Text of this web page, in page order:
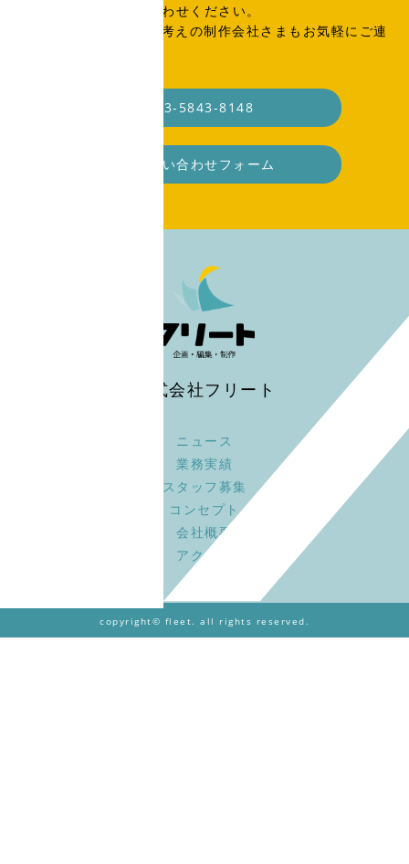
はこちらからお問い合わせください。
SOHO・業務委託をお考えの制作会社さまもお気軽にご連
03-5843-8148
お問い合わせフォーム
株式会社フリート
ニュース
業務実績
スタッフ募集
コンセプト
会社概要
アクセス
copyright© fleet. all rights reserved.